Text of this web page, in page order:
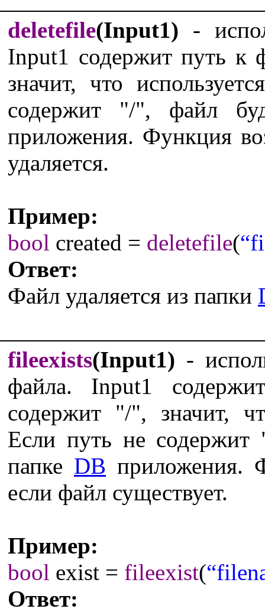
deletefile(Input1) -
Input1 содержит путь к
значит, что
содержит "/", файл
приложения. Функция
удаляется.
Пример:
bool created = deletefile(
Ответ:
Файл удаляется из папки
fileexists(Input1) -
файла. Input1
содержит "/", значит,
Если путь не содержит
папке DB приложения.
если файл существует.
Пример:
bool exist = fileexist(
Ответ: